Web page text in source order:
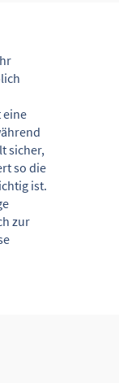
eine
sicher,
so die
ist.
zur